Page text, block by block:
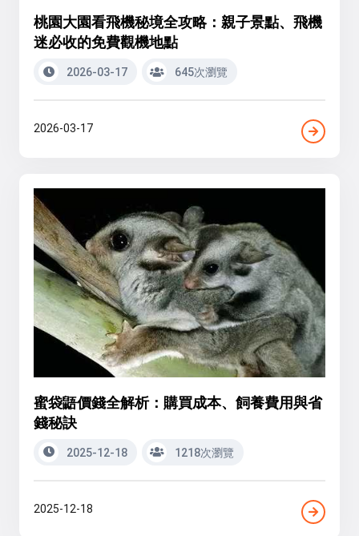
桃園大園看飛機秘境全攻略：親子景點、飛機
迷必收的免費觀機地點
2026-03-17 645次瀏覽
2026-03-17
蜜袋鼯價錢全解析：購買成本、飼養費用與省
錢秘訣
2025-12-18 1218次瀏覽
2025-12-18